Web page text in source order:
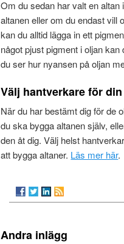
Om du sedan har valt en
altanen eller om du endast vill
kan du alltid lägga in ett
något pjust pigment i oljan
du ser hur nyansen på oljan
Välj hantverkare för
När du har bestämt dig för de
du ska bygga altanen själv,
den åt dig. Välj helst
att bygga altaner. Läs mer här.
Andra inlägg